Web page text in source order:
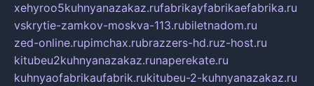
xehyroo5kuhnyanazakaz.rufabrikayfabrikaefabrika.ru
vskrytie-zamkov-moskva-113.rubiletnadom.ru
zed-online.rupimchax.rubrazzers-hd.ruz-host.ru
kitubeu2kuhnyanazakaz.runaperekate.ru
kuhnyaofabrikaufabrik.rukitubeu-2-kuhnyanazakaz.ru